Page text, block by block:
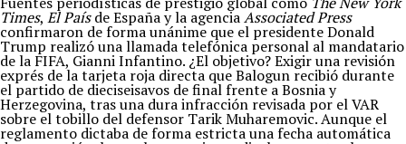
Times, El Paísde España y la agenciaAssociated Press
confirmaron de forma unánime que el presidente Donald
Trump realizó una llamada telefónica personal al mandatario
de la FIFA, Gianni Infantino. ¿El objetivo? Exigir una revisión
exprés de la tarjeta roja directa que Balogun recibió durante
el partido de dieciseisavos de final frente a Bosnia y
Herzegovina, tras una dura infracción revisada por el VAR
sobre el tobillo del defensor Tarik Muharemovic. Aunque el
reglamento dictaba de forma estricta una fecha automática